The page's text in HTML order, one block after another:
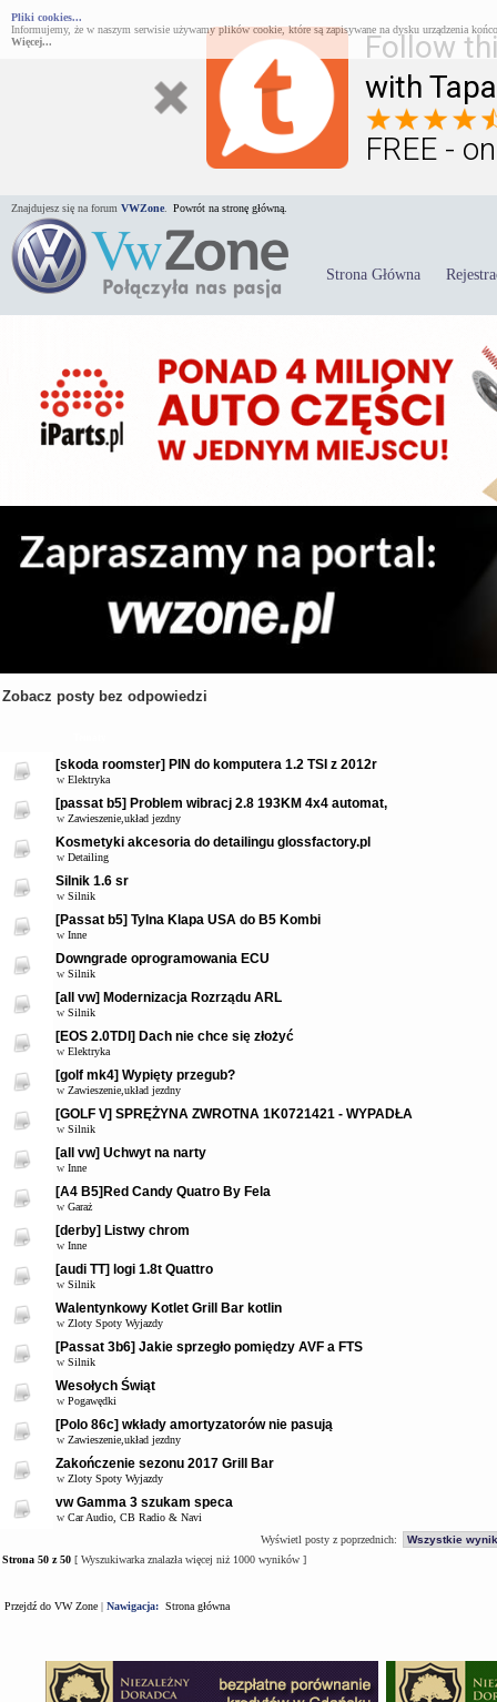
Follow
with
FREE -
Pliki cookies...
Informujemy, że w naszym serwisie używamy plików cookie, które są zapisywane na dysku urządzenia
Więcej...
Znajdujesz się na forum VWZone Powrót na stronę główną.
Strona Główna
Zobacz posty bez odpowiedzi
[skoda roomster] PIN do komputera 1.2 TSI z 2012r
w Elektryka
[passat b5] Problem wibracj 2.8 193KM 4x4 automat,
w Zawieszenie,układ jezdny
Kosmetyki akcesoria do detailingu glossfactory.pl
w Detailing
Silnik 1.6 sr
w Silnik
[Passat b5] Tylna Klapa USA do B5 Kombi
w Inne
Downgrade oprogramowania ECU
w Silnik
[all vw] Modernizacja Rozrządu ARL
w Silnik
[EOS 2.0TDI] Dach nie chce się złożyć
w Elektryka
[golf mk4] Wypięty przegub?
w Zawieszenie,układ jezdny
[GOLF V] SPRĘŻYNA ZWROTNA 1K0721421 - WYPADŁA
w Silnik
[all vw] Uchwyt na narty
w Inne
[A4 B5]Red Candy Quatro By Fela
w Garaż
[derby] Listwy chrom
w Inne
[audi TT] logi 1.8t Quattro
w Silnik
Walentynkowy Kotlet Grill Bar kotlin
w Zloty Spoty Wyjazdy
[Passat 3b6] Jakie sprzegło pomiędzy AVF a FTS
w Silnik
Wesołych Świąt
w Pogawędki
[Polo 86c] wkłady amortyzatorów nie pasują
w Zawieszenie,układ jezdny
Zakończenie sezonu 2017 Grill Bar
w Zloty Spoty Wyjazdy
vw Gamma 3 szukam speca
w Car Audio, CB Radio & Navi
Wyświetl posty z poprzednich:
Strona 50 z50 [ Wyszukiwarka znalazła więcej niż 1000 wyników ]
Przejdź do VW Zone | Nawigacja: Strona główna